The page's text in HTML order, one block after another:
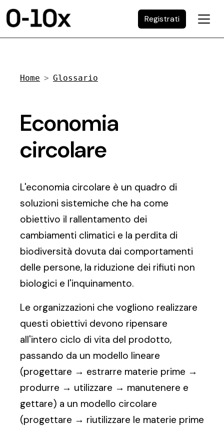
Registrati
Home Glossario
Economia
circolare
L'economia circolare è un quadro di
soluzioni sistemiche che ha come
obiettivo il rallentamento dei
cambiamenti climatici e la perdita di
biodiversità dovuta dai comportamenti
delle persone, la riduzione dei rifiuti non
biologici e l'inquinamento.
Le organizzazioni che vogliono realizzare
questi obiettivi devono ripensare
all'intero ciclo di vita del prodotto,
passando da un modello lineare
(progettare → estrarre materie prime →
produrre → utilizzare → manutenere e
gettare) a un modello circolare
(progettare → riutilizzare le materie prime